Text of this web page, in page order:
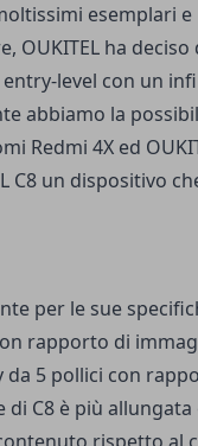
esemplari
OUKITEL ha deciso
level con un
abbiamo la
Redmi 4X ed
C8 un dispositivo
per le sue
rapporto di
da 5 pollici con
di C8 è più